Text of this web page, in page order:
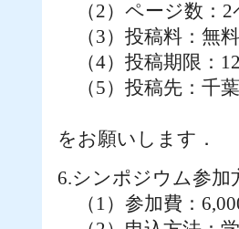
（2）ページ数：2
（3）投稿料：無料
（4）投稿期限：
（5）投稿先：千
をお願いします．
6.シンポジウム参加
（1）参加費：